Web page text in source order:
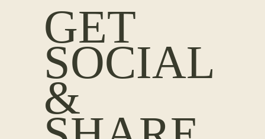
GET
SOCIAL
&